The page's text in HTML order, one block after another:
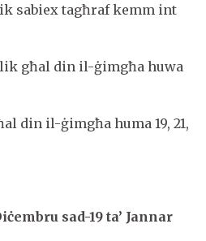
sabiex tagħraf kemm int
għal din il-ġimgħa huwa
din il-ġimgħa huma 19, 21,
sad-19 ta’ Jannar